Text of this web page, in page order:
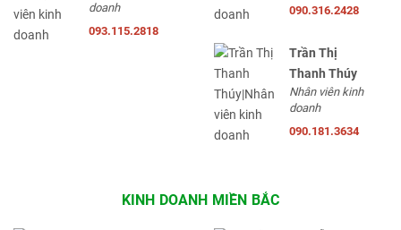
doanh
093.115.2818
090.316.2428
Trần Thị
Thanh Thúy
Nhân viên kinh
doanh
090.181.3634
KINH DOANH MIỀN BẮC